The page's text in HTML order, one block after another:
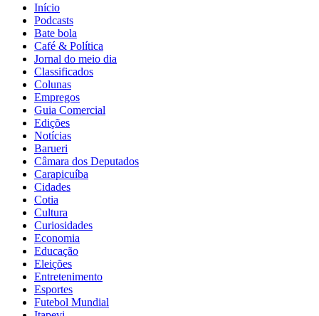
Início
Podcasts
Bate bola
Café & Política
Jornal do meio dia
Classificados
Colunas
Empregos
Guia Comercial
Edições
Notícias
Barueri
Câmara dos Deputados
Carapicuíba
Cidades
Cotia
Cultura
Curiosidades
Economia
Educação
Eleições
Entretenimento
Esportes
Futebol Mundial